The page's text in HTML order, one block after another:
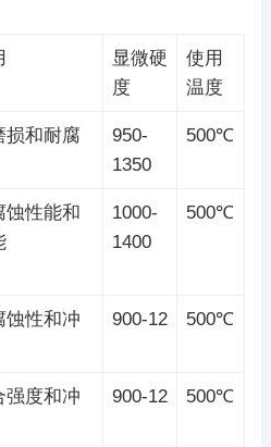
显微硬
度
使用
温度
损和耐腐
950-
1350
500℃
蚀性能和
1000-
1400
500℃
蚀性和冲
900-12 500℃
强度和冲
900-12 500℃